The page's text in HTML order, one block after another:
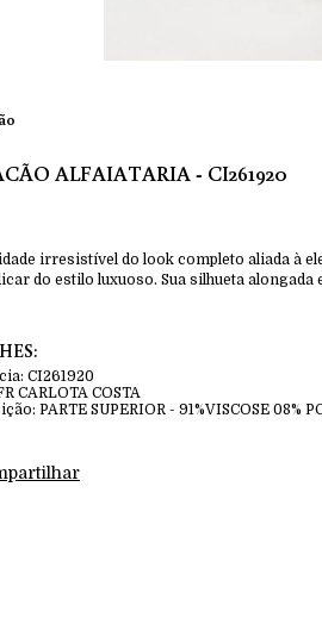
ALFAIATARIA - CI261920
irresistível do look completo aliada à
do estilo luxuoso. Sua silhueta
CI261920
CARLOTA COSTA
PARTE SUPERIOR - 91%VISCOSE 08%